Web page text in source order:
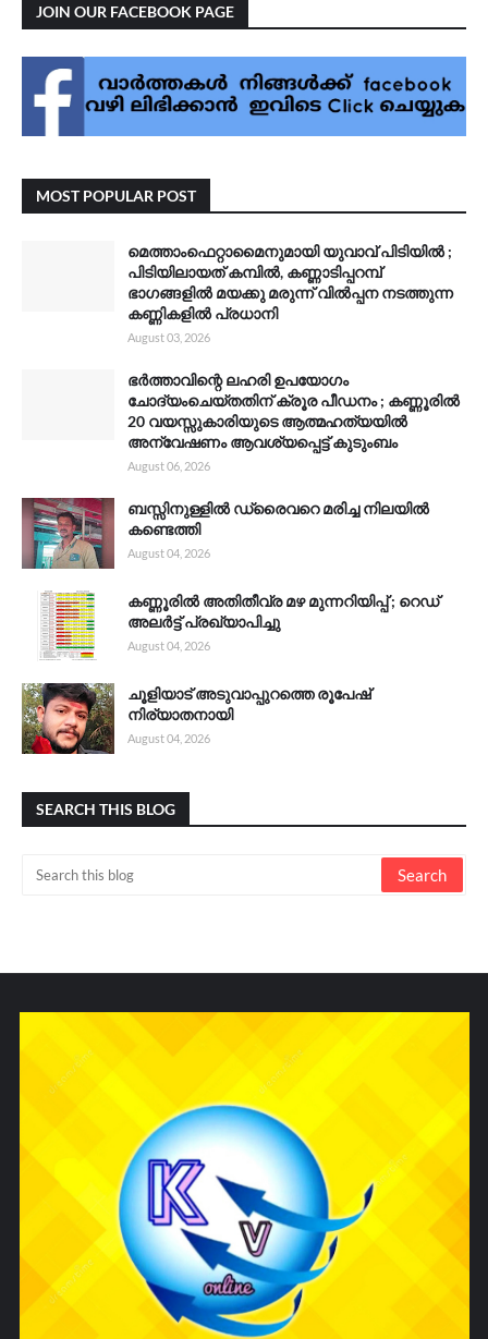
JOIN OUR FACEBOOK PAGE
MOST POPULAR POST
മെത്താംഫെറ്റാമൈനുമായി യുവാവ് പിടിയിൽ ;
പിടിയിലായത് കമ്പിൽ, കണ്ണാടിപ്പറമ്പ്
ഭാഗങ്ങളിൽ മയക്കു മരുന്ന് വിൽപ്പന നടത്തുന്ന
കണ്ണികളിൽ പ്രധാനി
August 03, 2026
ഭർത്താവിന്റെ ലഹരി ഉപയോഗം
ചോദ്യംചെയ്തതിന് ക്രൂര പീഡനം ; കണ്ണൂരിൽ
20 വയസ്സുകാരിയുടെ ആത്മഹത്യയിൽ
അന്വേഷണം ആവശ്യപ്പെട്ട് കുടുംബം
August 06, 2026
ബസ്സിനുള്ളിൽ ഡ്രൈവറെ മരിച്ച നിലയിൽ
കണ്ടെത്തി
August 04, 2026
കണ്ണൂരിൽ അതിതീവ്ര മഴ മുന്നറിയിപ്പ് ; റെഡ്
അലർട്ട് പ്രഖ്യാപിച്ചു
August 04, 2026
ചൂളിയാട് അടുവാപ്പുറത്തെ രൂപേഷ്
നിര്യാതനായി
August 04, 2026
SEARCH THIS BLOG